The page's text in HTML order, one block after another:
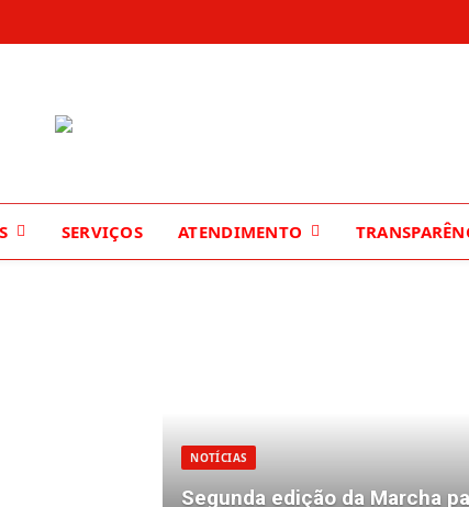
SERVIÇOS ATENDIMENTO
NOTÍCIAS
Segunda edição da Marcha